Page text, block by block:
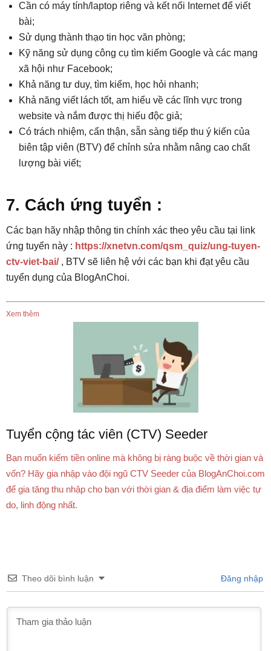
Cần có máy tính/laptop riêng và kết nối Internet để viết
bài;
Sử dụng thành thạo tin học văn phòng;
Kỹ năng sử dụng công cụ tìm kiếm Google và các mạng
xã hội như Facebook;
Khả năng tư duy, tìm kiếm, học hỏi nhanh;
Khả năng viết lách tốt, am hiểu về các lĩnh vực trong
website và nắm được thị hiếu độc giả;
Có trách nhiệm, cẩn thận, sẵn sàng tiếp thu ý kiến của
biên tập viên (BTV) để chỉnh sửa nhằm nâng cao chất
lượng bài viết;
7. Cách ứng tuyển :
Các bạn hãy nhập thông tin chính xác theo yêu cầu tại link
ứng tuyển này : https://xnetvn.com/qsm_quiz/ung-tuyen-
ctv-viet-bai/, BTV sẽ liên hệ với các bạn khi đạt yêu cầu
tuyển dụng của BlogAnChoi.
Xem thêm
Tuyển cộng tác viên (CTV) Seeder
Bạn muốn kiếm tiền online mà không bị ràng buộc về thời gian và
vốn? Hãy gia nhập vào đội ngũ CTV Seeder của BlogAnChoi.com
để gia tăng thu nhập cho bạn với thời gian & địa điểm làm việc tự
do, linh động nhất.
Theo dõi bình luận Đăng nhập